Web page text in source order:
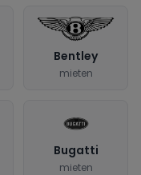
Bentley
mieten
Bugatti
mieten